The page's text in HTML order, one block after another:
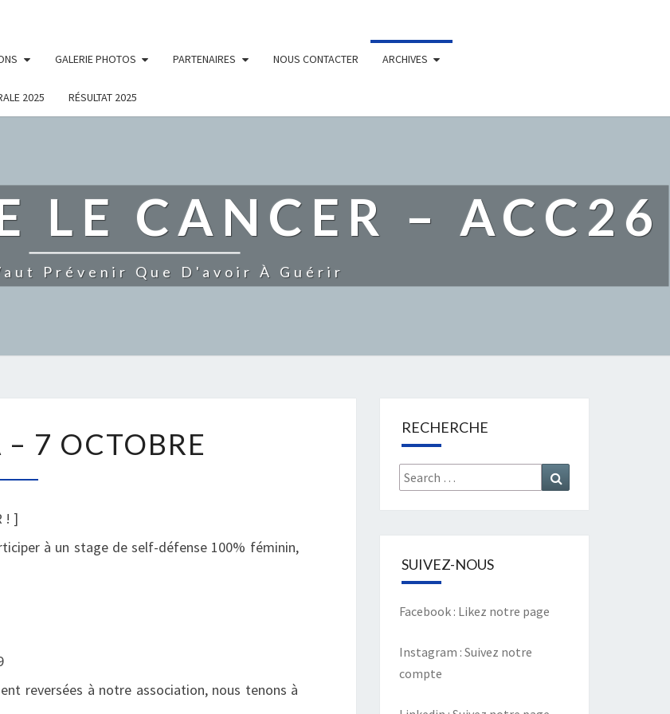
GALERIE PHOTOS PARTENAIRES NOUS CONTACTER ARCHIVES
2025 RÉSULTAT 2025
LE CANCER – ACC26
Prévenir Que D'avoir À Guérir
R
V
G
O
7 OCTOBRE
! ]
à un stage de self-défense 100% féminin,
reversées à notre association, nous tenons à
RECHERCHE
Search
for:
SUIVEZ-NOUS
Facebook : Likez notre page
Instagram : Suivez notre
compte